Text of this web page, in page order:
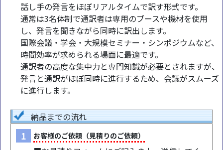
話し手の発言をほぼリアルタイムで訳す形式です。
通常は3名体制で通訳者は専用のブースや機材を使用
し、発言を聞きながら同時に訳出します。
国際会議・学会・大規模セミナー・シンポジウムなど、
時間効率が求められる場面に最適です。
通訳者の高度な集中力と専門知識が必要とされますが、
発言と通訳がほぼ同時に進行するため、会議がスムーズ
に進行します。
納品までの流れ
1 お客様のご依頼（見積りのご依頼）